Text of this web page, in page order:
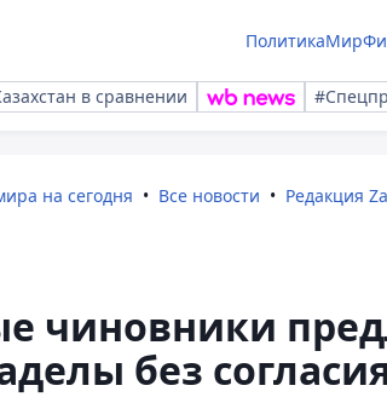
ПолитикаМир
в сравнении
на сегодня Все новости Редакция
чиновники
без